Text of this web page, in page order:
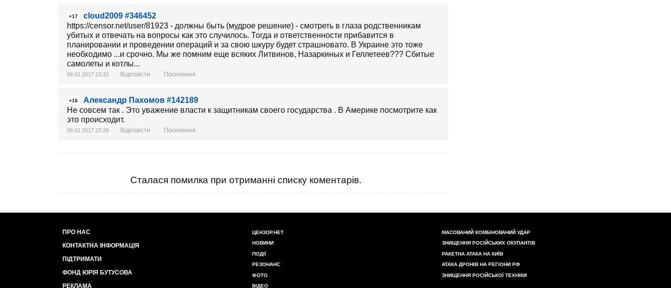
+17
cloud2009 #346452
https://censor.net/user/81923 - должны быть (мудрое решение) - смотреть в глаза родственникам
убитых и отвечать на вопросы как это случилось. Тогда и ответственности прибавится в
планировании и проведении операций и за свою шкуру будет страшновато. В Украине это тоже
необходимо ...и срочно. Мы же помним еще всяких Литвинов, Назаркиных и Геллетеев??? Сбитые
самолеты и котлы...
09.01.2017 23:32 Відповісти Посилання
+16
Александр Пахомов #142189
Не совсем так . Это уважение власти к защитникам своего государства . В Америке посмотрите как
это происходит.
09.01.2017 23:26 Відповісти Посилання
Сталася помилка при отриманні списку коментарів.
ПРО НАС
КОНТАКТНА ІНФОРМАЦІЯ
ПІДТРИМАТИ
ФОНД ЮРІЯ БУТУСОВА
РЕКЛАМА
ЦЕНЗОР.НЕТ
НОВИНИ
ПОДІЇ
РЕЗОНАНС
ФОТО
ВІДЕО
МАСОВАНИЙ КОМБІНОВАНИЙ УДАР
ЗНИЩЕННЯ РОСІЙСЬКИХ ОКУПАНТІВ
РАКЕТНА АТАКА НА КИЇВ
АТАКА ДРОНІВ НА РЕГІОНИ РФ
ЗНИЩЕННЯ РОСІЙСЬКОЇ ТЕХНІКИ